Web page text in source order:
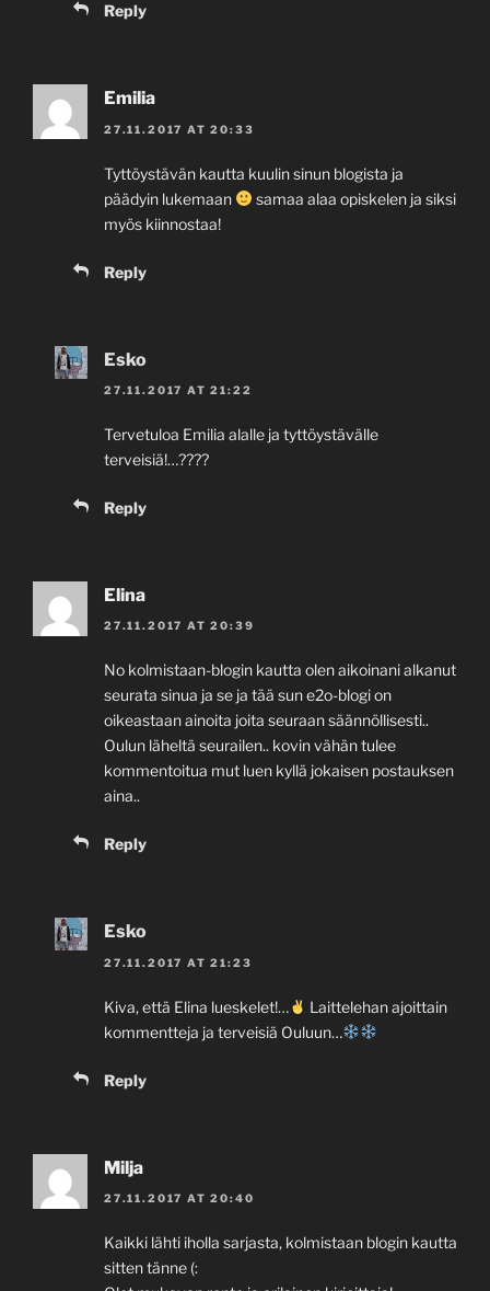
Reply
Emilia
27.11.2017 AT 20:33
Tyttöystävän kautta kuulin sinun blogista ja
päädyin lukemaan
samaa alaa opiskelen ja siksi
myös kiinnostaa!
Reply
Esko
27.11.2017 AT 21:22
Tervetuloa Emilia alalle ja tyttöystävälle
terveisiä!…????
Reply
Elina
27.11.2017 AT 20:39
No kolmistaan-blogin kautta olen aikoinani alkanut
seurata sinua ja se ja tää sun e2o-blogi on
oikeastaan ainoita joita seuraan säännöllisesti..
Oulun läheltä seurailen.. kovin vähän tulee
kommentoitua mut luen kyllä jokaisen postauksen
aina..
Reply
Esko
27.11.2017 AT 21:23
Kiva, että Elina lueskelet!…
Laittelehan ajoittain
kommentteja ja terveisiä Ouluun…
Reply
Milja
27.11.2017 AT 20:40
Kaikki lähti iholla sarjasta, kolmistaan blogin kautta
sitten tänne (: